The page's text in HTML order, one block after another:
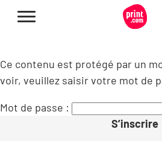
Ce contenu est protégé par un
voir, veuillez saisir votre mot de
Mot de passe :
S’inscrire